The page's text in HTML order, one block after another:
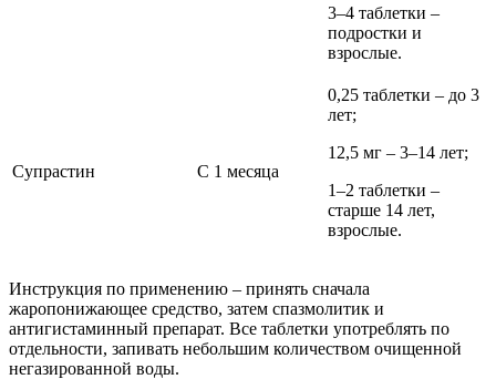
3–4 таблетки –
подростки и
взрослые.
Супрастин С 1 месяца
0,25 таблетки – до 3
лет;
12,5 мг – 3–14 лет;
1–2 таблетки –
старше 14 лет,
взрослые.
Инструкция по применению – принять сначала
жаропонижающее средство, затем спазмолитик и
антигистаминный препарат. Все таблетки употреблять по
отдельности, запивать небольшим количеством очищенной
негазированной воды.